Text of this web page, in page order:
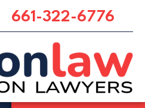
661-322-6776